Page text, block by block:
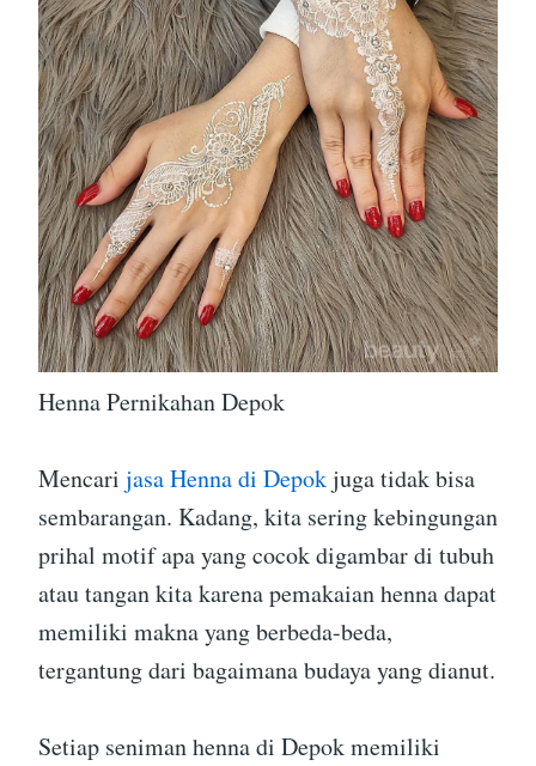
Henna Pernikahan Depok
Mencari jasa Henna di Depokjuga tidak bisa
sembarangan. Kadang, kita sering kebingungan
prihal motif apa yang cocok digambar di tubuh
atau tangan kita karena pemakaian henna dapat
memiliki makna yang berbeda-beda,
tergantung dari bagaimana budaya yang dianut.
Setiap seniman henna di Depok memiliki